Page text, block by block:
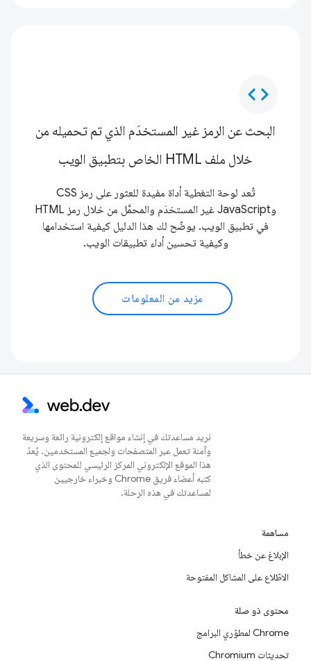
code
البحث عن الرمز غير المستخدَم الذي تم تحميله من
خلال ملف HTML الخاص بتطبيق الويب
تُعد لوحة التغطية أداة مفيدة للعثور على رمز CSS
وJavaScript غير المستخدَم والمحمَّل من خلال رمز HTML
في تطبيق الويب. يوضّح لك هذا الدليل كيفية استخدامها
وكيفية تحسين أداء تطبيقات الويب.
مزيد من المعلومات
نريد مساعدتك في إنشاء مواقع إلكترونية رائعة وسريعة
وآمنة تعمل عبر المتصفحات ولجميع المستخدمين. يُعدّ
هذا الموقع الإلكتروني المركز الرئيسي للمحتوى الذي
كتبه أعضاء فريق Chrome وخبراء خارجيين
لمساعدتك في هذه الرحلة.
مساهمة
الإبلاغ عن خطأ
الاطّلاع على المشاكل المفتوحة
محتوى ذو صلة
Chrome لمطوّري البرامج
تحديثات Chromium